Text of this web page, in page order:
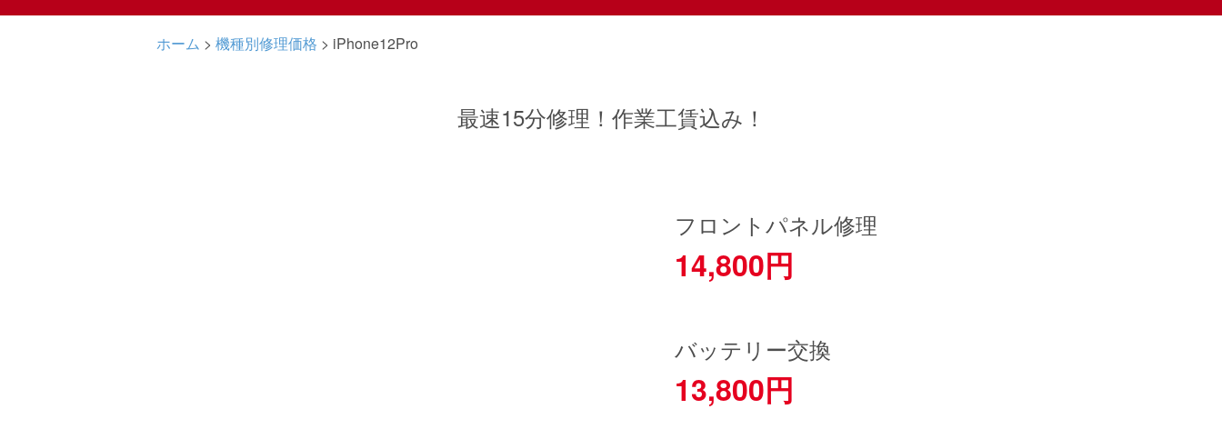
ホーム > 機種別修理価格 > iPhone12Pro
最速15分修理！作業工賃込み！
フロントパネル修理
14,800円
バッテリー交換
13,800円